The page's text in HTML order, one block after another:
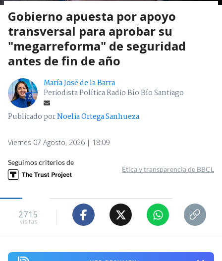
Gobierno apuesta por apoyo
transversal para aprobar su
"megarreforma" de seguridad
antes de fin de año
María José de la Barra
Periodista Política Radio Bío Bío Santiago
Publicado porNoelia Ortega Sanhueza
Viernes 07 Agosto, 2026 | 18:09
Seguimos criterios de
Ética y transparencia de BBCL
2715
visitas